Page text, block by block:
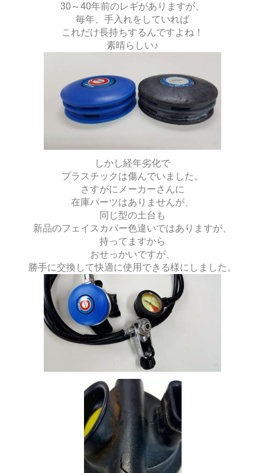
30～40年前のレギがありますが、
毎年、手入れをしていれば
これだけ長持ちするんですよね！
素晴らしい♪
しかし経年劣化で
プラスチックは傷んでいました。
さすがにメーカーさんに
在庫パーツはありませんが、
同じ型の土台も
新品のフェイスカバー色違いではありますが、
持ってますから
おせっかいですが、
勝手に交換して快適に使用できる様にしました。